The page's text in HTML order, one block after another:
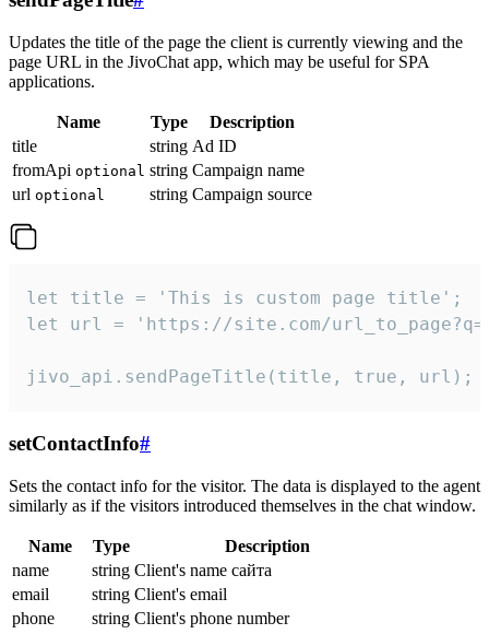
Updates the title of the page the client is currently viewing and the
page URL in the JivoChat app, which may be useful for SPA
applications.
Name Type
Description
title
string Ad ID
fromApi optional string Campaign name
url optional string Campaign source
let title = 'This is custom page title';
let url = 'https://site.com/
jivo_api.sendPageTitle(title, true, url);
setContactInfo#
Sets the contact info for the visitor. The data is displayed to the agent
similarly as if the visitors introduced themselves in the chat window.
Name Type
Description
name
string Client's name сайта
email
string Client's email
phone
string Client's phone number